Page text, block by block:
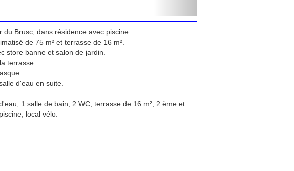
Brusc, dans résidence avec piscine.
de 75 m² et terrasse de 16 m².
store banne et salon de jardin.
terrasse.
d'eau en suite.
1 salle de bain, 2 WC, terrasse de 16 m², 2 ème et
local vélo.